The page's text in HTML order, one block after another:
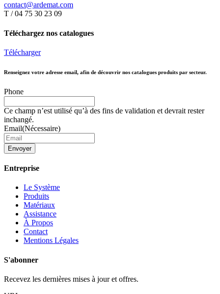
contact@ardemat.com
T / 04 75 30 23 09
Téléchargez nos catalogues
Télécharger
Renseignez votre adresse email, afin de découvrir nos catalogues produits par secteur.
Phone
Ce champ n’est utilisé qu’à des fins de validation et devrait rester
inchangé.
Email(Nécessaire)
Envoyer
Entreprise
Le Système
Produits
Matériaux
Assistance
À Propos
Contact
Mentions Légales
S'abonner
Recevez les dernières mises à jour et offres.